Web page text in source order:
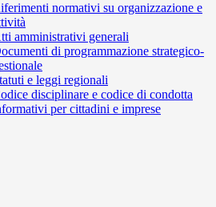
normativi su organizzazione e
amministrativi generali
di programmazione strategico-
e leggi regionali
disciplinare e codice di condotta
per cittadini e imprese